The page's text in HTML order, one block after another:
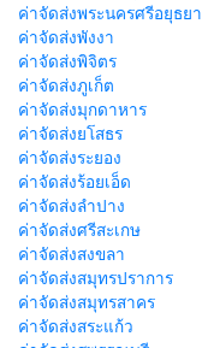
ค่าจัดส่งพระนครศรีอยุธยา
ค่าจัดส่งพังงา
ค่าจัดส่งพิจิตร
ค่าจัดส่งภูเก็ต
ค่าจัดส่งมุกดาหาร
ค่าจัดส่งยโสธร
ค่าจัดส่งระยอง
ค่าจัดส่งร้อยเอ็ด
ค่าจัดส่งลำปาง
ค่าจัดส่งศรีสะเกษ
ค่าจัดส่งสงขลา
ค่าจัดส่งสมุทรปราการ
ค่าจัดส่งสมุทรสาคร
ค่าจัดส่งสระแก้ว